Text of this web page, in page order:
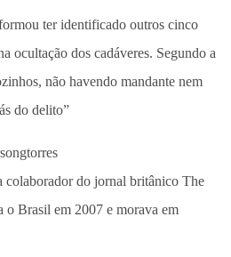
ter identificado outros cinco
ocultação dos cadáveres. Segundo a
não havendo mandante nem
do delito”